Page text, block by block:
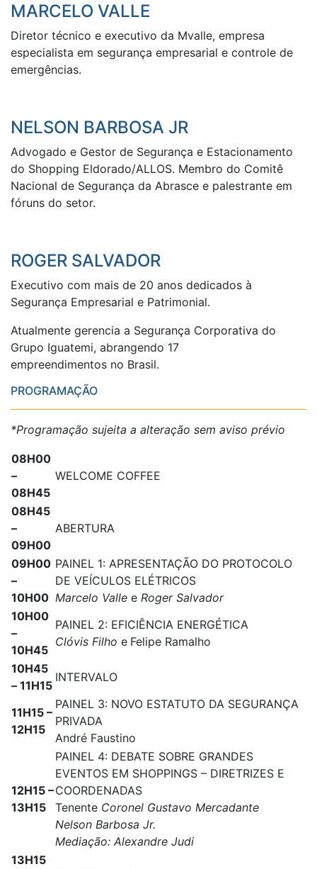
MARCELO VALLE
Diretor técnico e executivo da Mvalle, empresa
especialista em segurança empresarial e controle de
emergências.
NELSON BARBOSA JR
Advogado e Gestor de Segurança e Estacionamento
do Shopping Eldorado/ALLOS. Membro do Comitê
Nacional de Segurança da Abrasce e palestrante em
fóruns do setor.
ROGER SALVADOR
Executivo com mais de 20 anos dedicados à
Segurança Empresarial e Patrimonial.
Atualmente gerencia a Segurança Corporativa do
Grupo Iguatemi, abrangendo 17
empreendimentos no Brasil.
PROGRAMAÇÃO
*Programação sujeita a alteração sem aviso prévio
08H00
–
08H45
WELCOME COFFEE
08H45
–
09H00
ABERTURA
09H00
–
10H00
PAINEL 1: APRESENTAÇÃO DO PROTOCOLO
DE VEÍCULOS ELÉTRICOS
Marcelo Valle e Roger Salvador
10H00
–
10H45
PAINEL 2: EFICIÊNCIA ENERGÉTICA
Clóvis Filho e Felipe Ramalho
10H45
– 11H15
INTERVALO
11H15 –
12H15
PAINEL 3: NOVO ESTATUTO DA SEGURANÇA
PRIVADA
André Faustino
12H15 –
13H15
PAINEL 4: DEBATE SOBRE GRANDES
EVENTOS EM SHOPPINGS – DIRETRIZES E
COORDENADAS
Tenente Coronel Gustavo Mercadante
Nelson Barbosa Jr.
Mediação: Alexandre Judi
13H15